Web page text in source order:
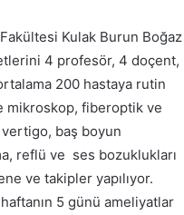
Kulak Burun Boğaz
4 profesör, 4 doçent,
200 hastaya rutin
mikroskop, fiberoptik ve
baş boyun
reflü ve ses bozuklukları
ve takipler yapılıyor.
5 günü ameliyatlar